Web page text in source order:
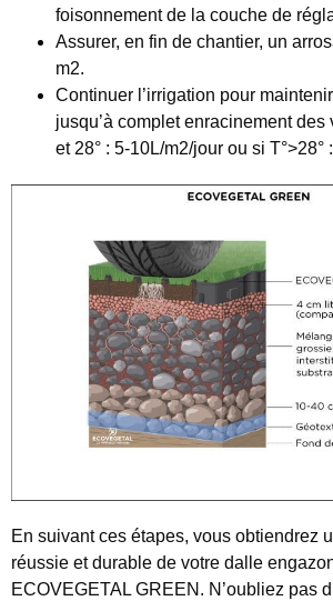
foisonnement de la couche de
Assurer, en fin de chantier, un
m2.
Continuer l’irrigation pour
jusqu’à complet enracinement des
et 28° : 5-10L/m2/jour ou si T°>28°
En suivant ces étapes, vous obtiendrez
réussie et durable de votre dalle
ECOVEGETAL GREEN. N’oubliez pas